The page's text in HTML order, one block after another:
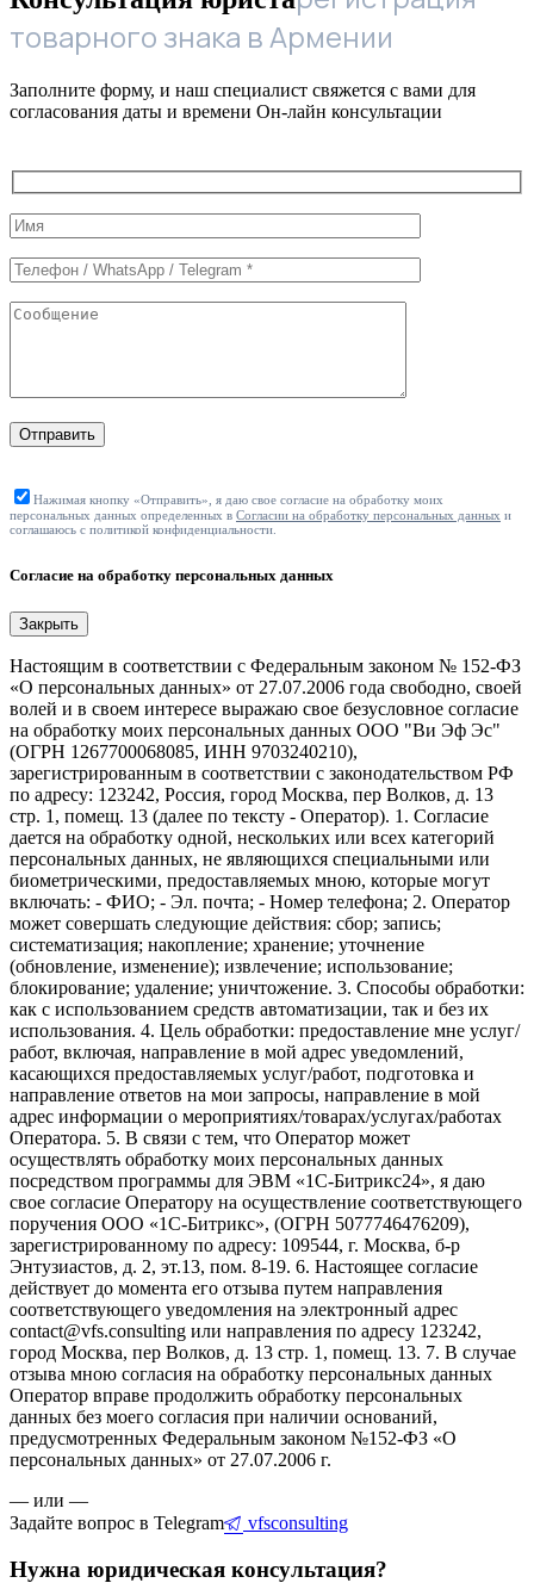
товарного знака в Армении
Заполните форму, и наш специалист свяжется с вами для
согласования даты и времени Он-лайн консультации
Служебные
поля
формы
Отправить
Нажимая кнопку «Отправить», я даю свое согласие на обработку моих
персональных данных определенных в Согласии на обработку персональных данных и
соглашаюсь с политикой конфиденциальности.
Согласие на обработку персональных данных
Закрыть
Настоящим в соответствии с Федеральным законом № 152-ФЗ
«О персональных данных» от 27.07.2006 года свободно, своей
волей и в своем интересе выражаю свое безусловное согласие
на обработку моих персональных данных ООО "Ви Эф Эс"
(ОГРН 1267700068085, ИНН 9703240210),
зарегистрированным в соответствии с законодательством РФ
по адресу: 123242, Россия, город Москва, пер Волков, д. 13
стр. 1, помещ. 13 (далее по тексту - Оператор). 1. Согласие
дается на обработку одной, нескольких или всех категорий
персональных данных, не являющихся специальными или
биометрическими, предоставляемых мною, которые могут
включать: - ФИО; - Эл. почта; - Номер телефона; 2. Оператор
может совершать следующие действия: сбор; запись;
систематизация; накопление; хранение; уточнение
(обновление, изменение); извлечение; использование;
блокирование; удаление; уничтожение. 3. Способы обработки:
как с использованием средств автоматизации, так и без их
использования. 4. Цель обработки: предоставление мне услуг/
работ, включая, направление в мой адрес уведомлений,
касающихся предоставляемых услуг/работ, подготовка и
направление ответов на мои запросы, направление в мой
адрес информации о мероприятиях/товарах/услугах/работах
Оператора. 5. В связи с тем, что Оператор может
осуществлять обработку моих персональных данных
посредством программы для ЭВМ «1С-Битрикс24», я даю
свое согласие Оператору на осуществление соответствующего
поручения ООО «1С-Битрикс», (ОГРН 5077746476209),
зарегистрированному по адресу: 109544, г. Москва, б-р
Энтузиастов, д. 2, эт.13, пом. 8-19. 6. Настоящее согласие
действует до момента его отзыва путем направления
соответствующего уведомления на электронный адрес
contact@vfs.consulting или направления по адресу 123242,
город Москва, пер Волков, д. 13 стр. 1, помещ. 13. 7. В случае
отзыва мною согласия на обработку персональных данных
Оператор вправе продолжить обработку персональных
данных без моего согласия при наличии оснований,
предусмотренных Федеральным законом №152-ФЗ «О
персональных данных» от 27.07.2006 г.
— или —
Задайте вопрос в Telegram
vfsconsulting
Нужна юридическая консультация?